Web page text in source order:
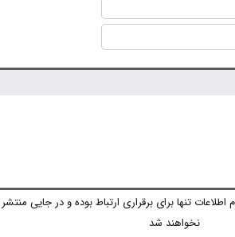
تنها برای برقراری ارتباط بوده و در جایی منتشر
نخواهند شد